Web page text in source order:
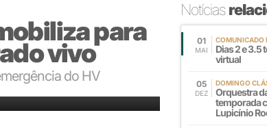
para
vivo
do HV
Notícias
01
MAI
COMUNICADO
Dias 2 e 3.5
virtual
05
DEZ
DOMINGO
Orquestra
temporada
Lupicínio